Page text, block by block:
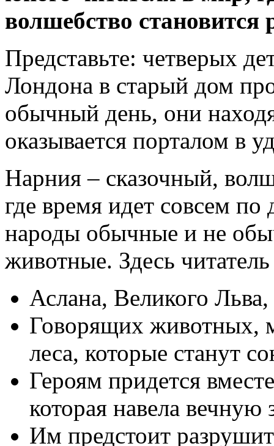
волшебство становится
Представьте: четверых
Лондона в старый дом
обычный день, они
оказывается порталом в
Нарния – сказочный,
где время идет совсем по
народы обычные и не
животные. Здесь читатель
Аслана, Великого
Говорящих животных,
леса, которые станут
Героям придется
которая навела
Им предстоит